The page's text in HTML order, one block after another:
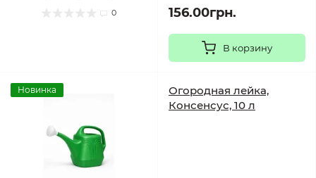
0 156.00грн.
В корзину
Новинка
Огородная лейка,
Консенсус, 10 л